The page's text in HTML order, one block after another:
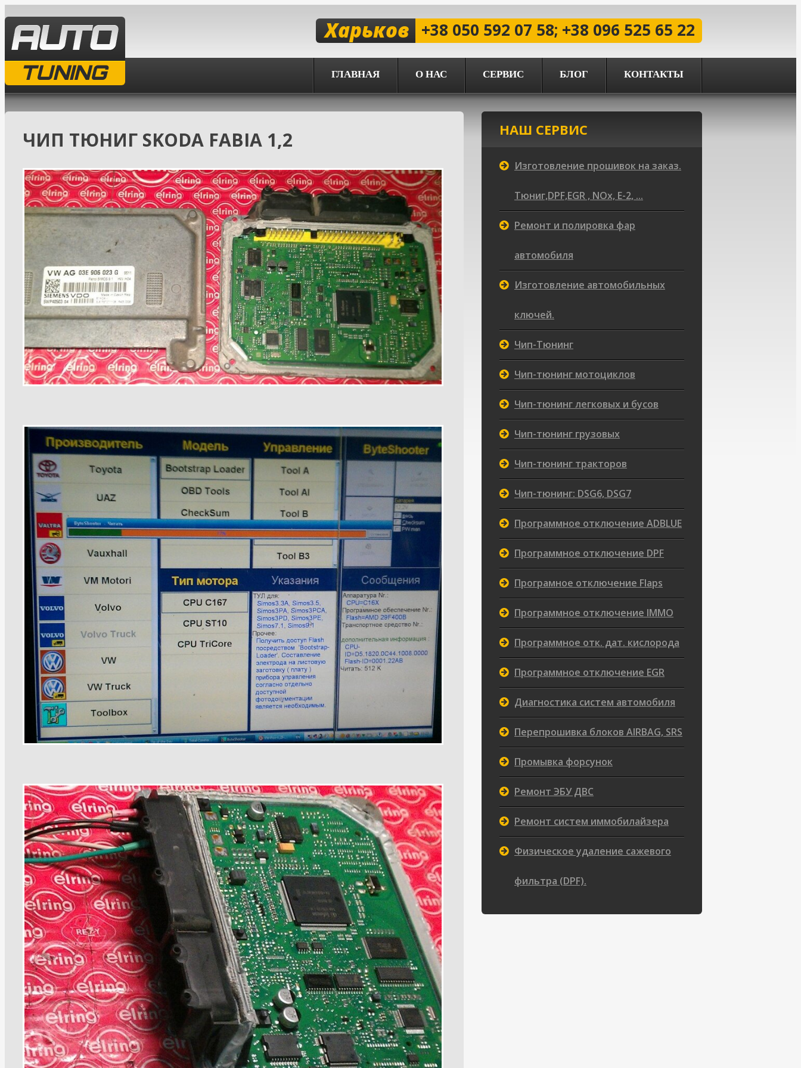
TUNING
Харьков +38 050 592 07 58; +38 096 525 65 22
ГЛАВНАЯ О НАС СЕРВИС БЛОГ КОНТАКТЫ
ЧИП ТЮНИГ SKODA FABIA 1,2 НАШ СЕРВИС
Изготовление прошивок на заказ.
Тюниг,DPF,EGR , NOx, Е-2, ...
Ремонт и полировка фар
автомобиля
Изготовление автомобильных
ключей.
Чип-Тюнинг
Чип-тюнинг мотоциклов
Чип-тюнинг легковых и бусов
Чип-тюнинг грузовых
Чип-тюнинг тракторов
Чип-тюнинг: DSG6, DSG7
Программное отключение ADBLUE
Программное отключение DPF
Програмное отключение Flaps
Программное отключение IMMO
Программное отк. дат. кислорода
Программное отключение EGR
Диагностика систем автомобиля
Перепрошивка блоков AIRBAG, SRS
Промывка форсунок
Ремонт ЭБУ ДВС
Ремонт систем иммобилайзера
Физическое удаление сажевого
фильтра (DPF).